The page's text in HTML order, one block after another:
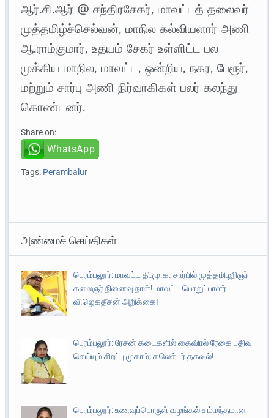
ஆர்.சி.ஆர் @ சந்திரசேகர், மாவட்டத் தலைவர்
முத்தமிழ்ச்செல்வன், மாநில கல்வியளார் அணி
ஆ.ராம்குமார், உதயம் சேகர் உள்ளிட்ட பல
முக்கிய மாநில, மாவட்ட, ஒன்றிய, நகர, பேரூர்,
மற்றும் சார்பு அணி நிர்வாகிகள் பலர் கலந்து
கொண்டனர்.
Share on:
WhatsApp
Tags: Perambalur
அண்மைச் செய்திகள்
பெரம்பலூர்: மாவட்ட தி.மு.க. சார்பில் முத்தமிழறிஞர்
கலைஞர் நினைவு நாள்! மாவட்ட பொறுப்பாளர்
வீ.ஜெகதீசன் அறிக்கை!
பெரம்பலூர்: ரேசன் கடைகளில் கைவிரல் ரேகை பதிவு
செய்யும் சிறப்பு முகாம்; கலெக்டர் தகவல்!
பெரம்பலூர்: உணவுப்பொருள் வழங்கல் சம்மந்தமான